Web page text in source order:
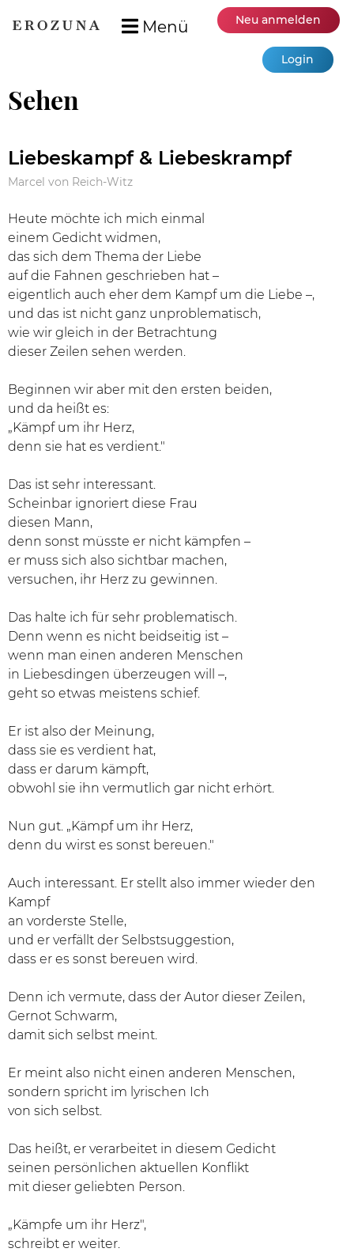
Menü Neu anmelden
Login
Sehen
Liebeskampf & Liebeskrampf
Marcel von Reich-Witz
Heute möchte ich mich einmal
einem Gedicht widmen,
das sich dem Thema der Liebe
auf die Fahnen geschrieben hat –
eigentlich auch eher dem Kampf um die Liebe –,
und das ist nicht ganz unproblematisch,
wie wir gleich in der Betrachtung
dieser Zeilen sehen werden.
Beginnen wir aber mit den ersten beiden,
und da heißt es:
„Kämpf um ihr Herz,
denn sie hat es verdient."
Das ist sehr interessant.
Scheinbar ignoriert diese Frau
diesen Mann,
denn sonst müsste er nicht kämpfen –
er muss sich also sichtbar machen,
versuchen, ihr Herz zu gewinnen.
Das halte ich für sehr problematisch.
Denn wenn es nicht beidseitig ist –
wenn man einen anderen Menschen
in Liebesdingen überzeugen will –,
geht so etwas meistens schief.
Er ist also der Meinung,
dass sie es verdient hat,
dass er darum kämpft,
obwohl sie ihn vermutlich gar nicht erhört.
Nun gut. „Kämpf um ihr Herz,
denn du wirst es sonst bereuen."
Auch interessant. Er stellt also immer wieder den
Kampf
an vorderste Stelle,
und er verfällt der Selbstsuggestion,
dass er es sonst bereuen wird.
Denn ich vermute, dass der Autor dieser Zeilen,
Gernot Schwarm,
damit sich selbst meint.
Er meint also nicht einen anderen Menschen,
sondern spricht im lyrischen Ich
von sich selbst.
Das heißt, er verarbeitet in diesem Gedicht
seinen persönlichen aktuellen Konflikt
mit dieser geliebten Person.
„Kämpfe um ihr Herz",
schreibt er weiter.